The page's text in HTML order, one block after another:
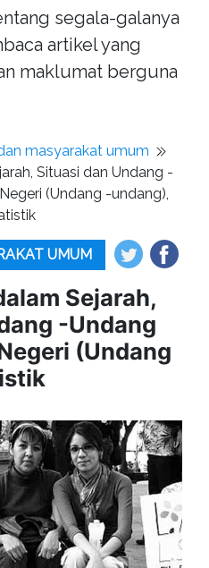
segala-galanya
artikel yang
maklumat berguna
masyarakat umum
Situasi dan Undang -
(Undang -undang),
UMUM
Sejarah,
-Undang
(Undang